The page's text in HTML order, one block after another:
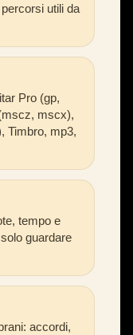
utili da
Pro (gp,
mscx),
Timbro, mp3,
tempo e
guardare
accordi,